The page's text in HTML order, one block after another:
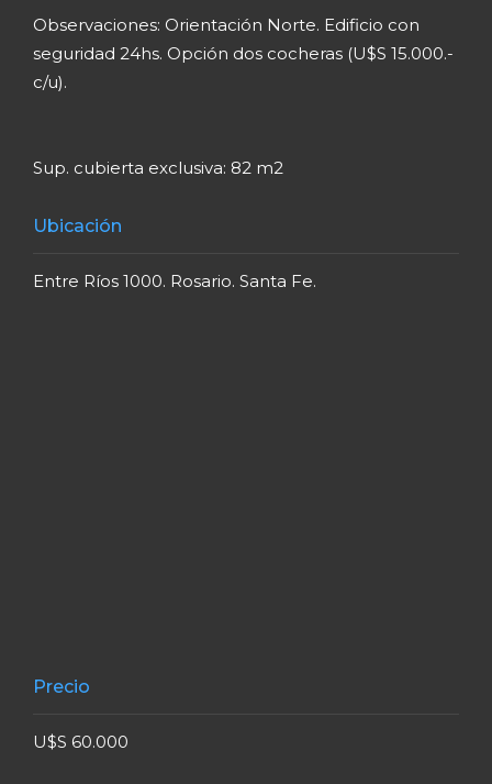
Observaciones: Orientación Norte. Edificio con
seguridad 24hs. Opción dos cocheras (U$S 15.000.-
c/u).
Sup. cubierta exclusiva: 82 m2
Ubicación
Entre Ríos 1000. Rosario. Santa Fe.
Precio
U$S 60.000